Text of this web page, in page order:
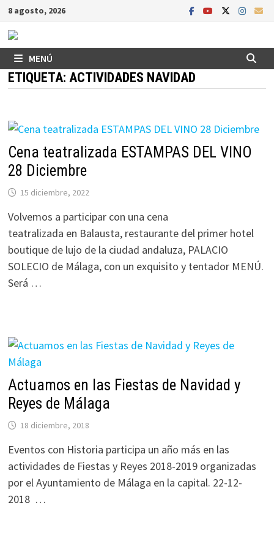
Saltar
contenido
8 agosto, 2026
MENÚ
ETIQUETA: ACTIVIDADES NAVIDAD
Cena teatralizada ESTAMPAS DEL VINO
28 Diciembre
15 diciembre, 2022
Volvemos a participar con una cena
teatralizada en Balausta, restaurante del primer hotel
boutique de lujo de la ciudad andaluza, PALACIO
SOLECIO de Málaga, con un exquisito y tentador MENÚ.
Será …
Actuamos en las Fiestas de Navidad y
Reyes de Málaga
18 diciembre, 2018
Eventos con Historia participa un año más en las
actividades de Fiestas y Reyes 2018-2019 organizadas
por el Ayuntamiento de Málaga en la capital. 22-12-
2018 …